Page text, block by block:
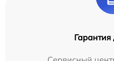
Гарантия